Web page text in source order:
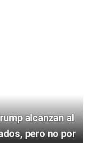
alcanzan al
pero no por